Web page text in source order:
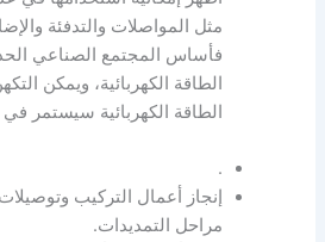
مثل المواصلات والتدفئة
فأساس المجتمع الصناعي
الطاقة الكهربائية، ويمكن
الطاقة الكهربائية سيستمر
.
إنجاز أعمال التركيب
مراحل التمديدات.